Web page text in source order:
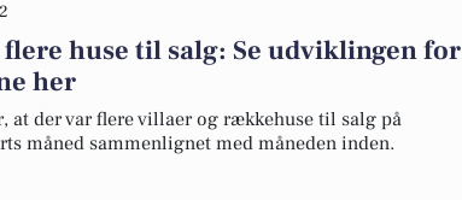
huse til salg: Se udviklingen for
her
at der var flere villaer og rækkehuse til salg på
måned sammenlignet med måneden inden.